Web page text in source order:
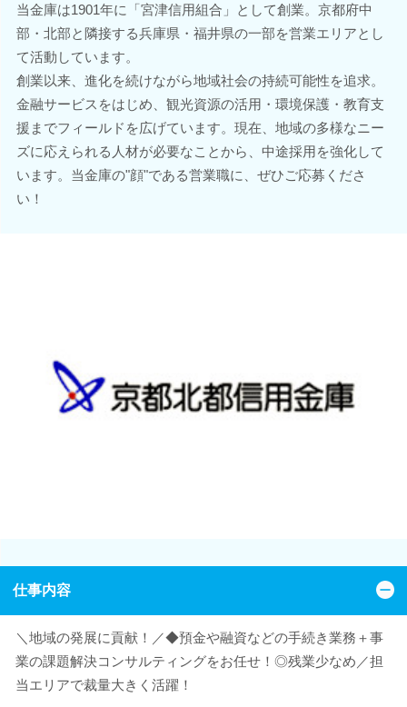
当金庫は1901年に「宮津信用組合」として創業。京都府中
部・北部と隣接する兵庫県・福井県の一部を営業エリアとし
て活動しています。
創業以来、進化を続けながら地域社会の持続可能性を追求。
金融サービスをはじめ、観光資源の活用・環境保護・教育支
援までフィールドを広げています。現在、地域の多様なニー
ズに応えられる人材が必要なことから、中途採用を強化して
います。当金庫の"顔"である営業職に、ぜひご応募くださ
い！
仕事内容
＼地域の発展に貢献！／◆預金や融資などの手続き業務＋事
業の課題解決コンサルティングをお任せ！◎残業少なめ／担
当エリアで裁量大きく活躍！